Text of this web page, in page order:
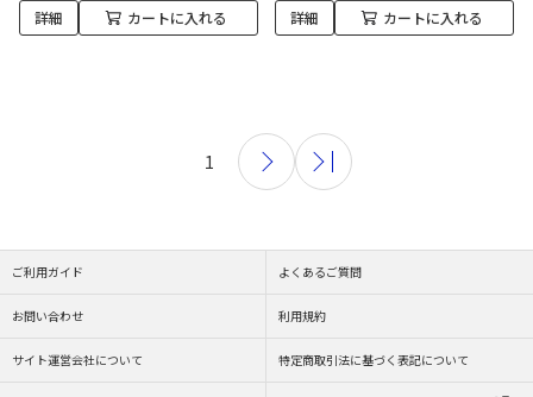
詳細 カートに入れる 詳細 カートに入れる
1
ご利用ガイド よくあるご質問
お問い合わせ 利用規約
サイト運営会社について 特定商取引法に基づく表記について